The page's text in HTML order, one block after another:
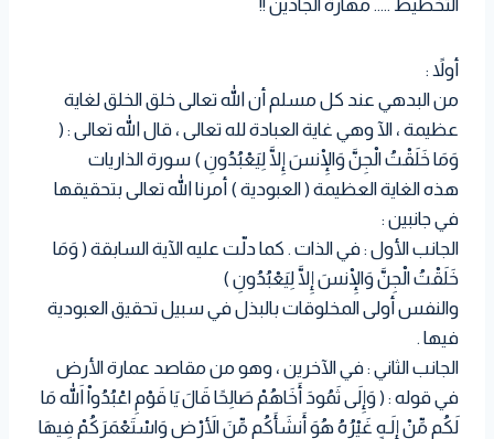
e
s
t
n
d
I
n
i
e
r
a
A
p
p
التخطيط ….. مهارة الجادين !!
أولاً :
من البدهي عند كل مسلم أن الله تعالى خلق الخلق لغاية
عظيمة ، الآ وهي غاية العبادة لله تعالى ، قال الله تعالى : (
وَمَا خَلَقْتُ الْجِنَّ وَالْإِنسَ إِلَّا لِيَعْبُدُونِ ) سورة الذاريات
هذه الغاية العظيمة ( العبودية ) أمرنا الله تعالى بتحقيقها
في جانبين :
الجانب الأول : في الذات . كما دلّت عليه الآية السابقة ( وَمَا
خَلَقْتُ الْجِنَّ وَالْإِنسَ إِلَّا لِيَعْبُدُونِ )
والنفس أولى المخلوقات بالبذل في سبيل تحقيق العبودية
فيها .
الجانب الثاني : في الآخرين ، وهو من مقاصد عمارة الأرض
في قوله : ( وَإِلَى ثَمُودَ أَخَاهُمْ صَالِحًا قَالَ يَا قَوْمِ اعْبُدُواْ اللّهَ مَا
لَكُم مِّنْ إِلَـهٍ غَيْرُهُ هُوَ أَنشَأَكُم مِّنَ الأَرْضِ وَاسْتَعْمَرَكُمْ فِيهَا